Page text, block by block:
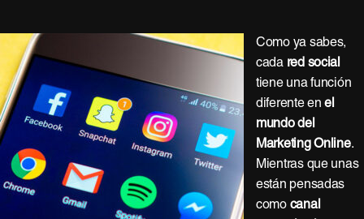
Como ya sabes,
cada red social
tiene una función
diferente enel
mundo del
Marketing Online.
Mientras que unas
están pensadas
como canal